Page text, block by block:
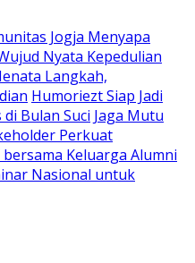
Jogja Menyapa
Nyata Kepedulian
Langkah,
Humoriezt Siap Jadi
Bulan Suci Jaga Mutu
Perkuat
bersama Keluarga Alumni
Nasional untuk